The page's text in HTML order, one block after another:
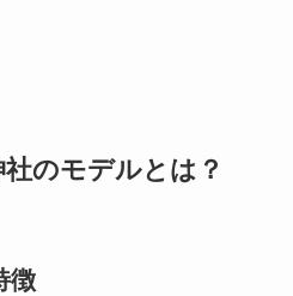
のモデルとは？
徴